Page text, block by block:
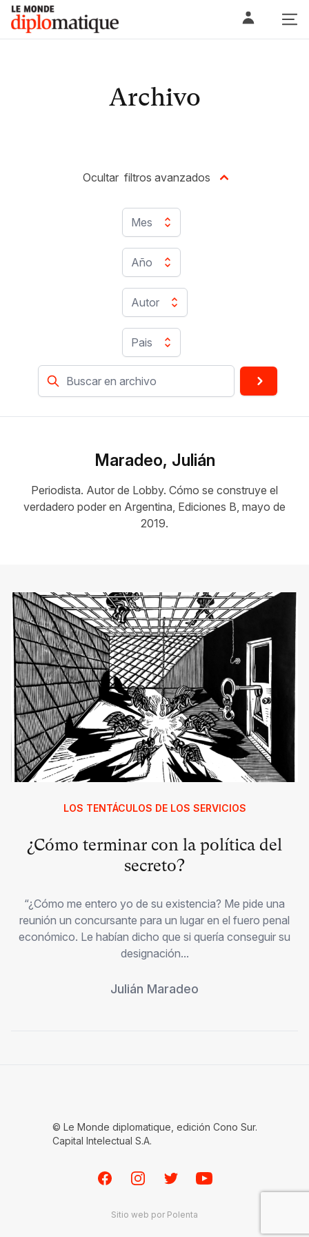
Skip
content
Le monde diplomatique
Archivo
Mes
Año
Autor
Pais
Ocultar filtros avanzados
Maradeo, Julián
Periodista. Autor de Lobby. Cómo se construye el
verdadero poder en Argentina, Ediciones B, mayo de
2019.
LOS TENTÁCULOS DE LOS SERVICIOS
¿Cómo terminar con la política del
secreto?
“¿Cómo me entero yo de su existencia? Me pide una
reunión un concursante para un lugar en el fuero penal
económico. Le habían dicho que si quería conseguir su
designación...
Julián Maradeo
© Le Monde diplomatique, edición Cono Sur.
Capital Intelectual S.A.
FacebookInstagramTwitterYoutube
Sitio web por Polenta